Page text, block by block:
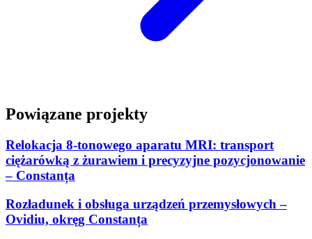
Powiązane projekty
Relokacja 8-tonowego aparatu MRI: transport
ciężarówką z żurawiem i precyzyjne pozycjonowanie
– Constanța
Rozładunek i obsługa urządzeń przemysłowych –
Ovidiu, okręg Constanța